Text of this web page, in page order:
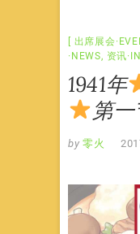
出席展会
·NEWS, 资讯
1941年
第
by 零火